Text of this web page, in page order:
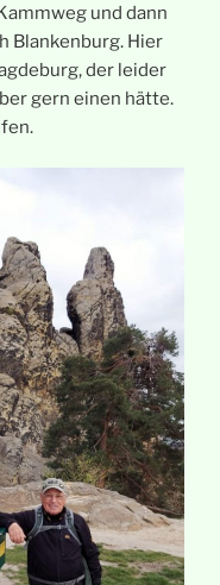
und dann
Blankenburg. Hier
der leider
gern einen hätte.